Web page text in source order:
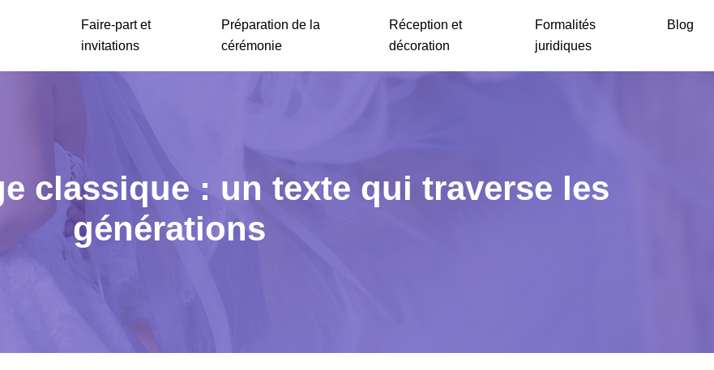
Faire-part et
invitations
Préparation de la
cérémonie
Réception et
décoration
Formalités
juridiques
Blog
classique : un texte qui traverse les
générations